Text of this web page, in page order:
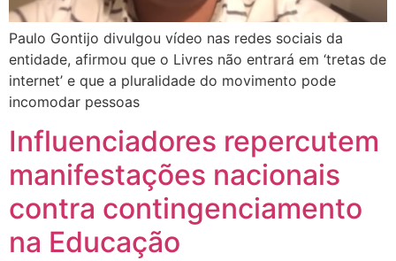
Paulo Gontijo divulgou vídeo nas redes sociais da
entidade, afirmou que o Livres não entrará em ‘tretas de
internet’ e que a pluralidade do movimento pode
incomodar pessoas
Influenciadores repercutem
manifestações nacionais
contra contingenciamento
na Educação